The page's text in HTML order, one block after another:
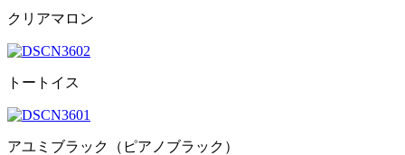
クリアマロン
トートイス
アユミブラック（ピアノブラック）